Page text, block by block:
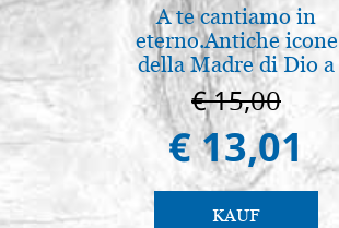
A te cantiamo in
eterno.Antiche icone
della Madre di Dio a
Vladimir e Suzdal
(libro-cal. 2019)
€ 15,00
€ 13,01
KAUF